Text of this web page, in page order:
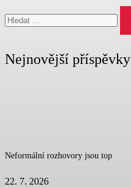
Nejnovější příspěvky
Neformální rozhovory jsou top
22. 7. 2026